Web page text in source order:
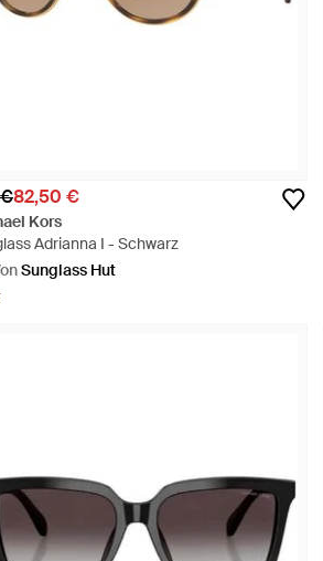
82,50 €
Kors
Adrianna I - Schwarz
Sunglass Hut